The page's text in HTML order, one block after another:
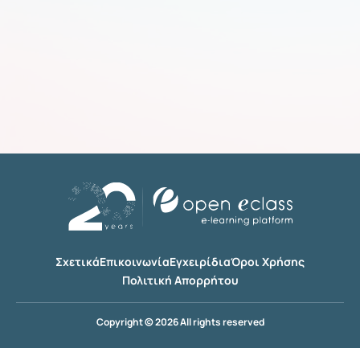
ΣχετικάΕπικοινωνίαΕγχειρίδιαΌροι Χρήσης
Πολιτική Απορρήτου
Copyright © 2026 All rights reserved